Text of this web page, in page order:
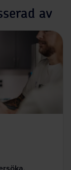
av